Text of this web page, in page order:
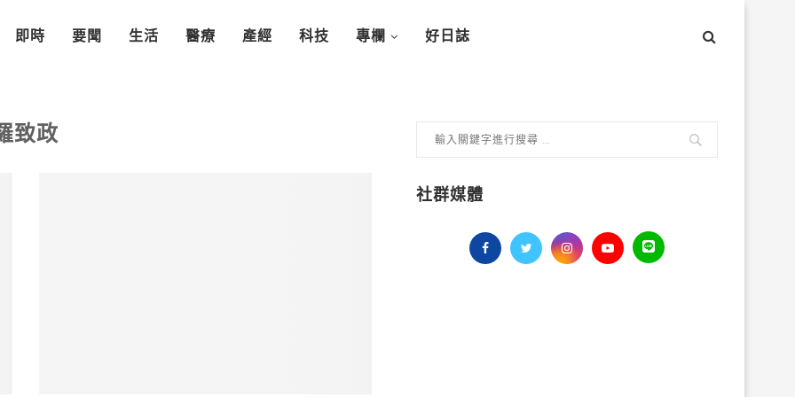
即時 要聞 生活 醫療 產經 科技 專欄 好日誌
致政
社群媒體